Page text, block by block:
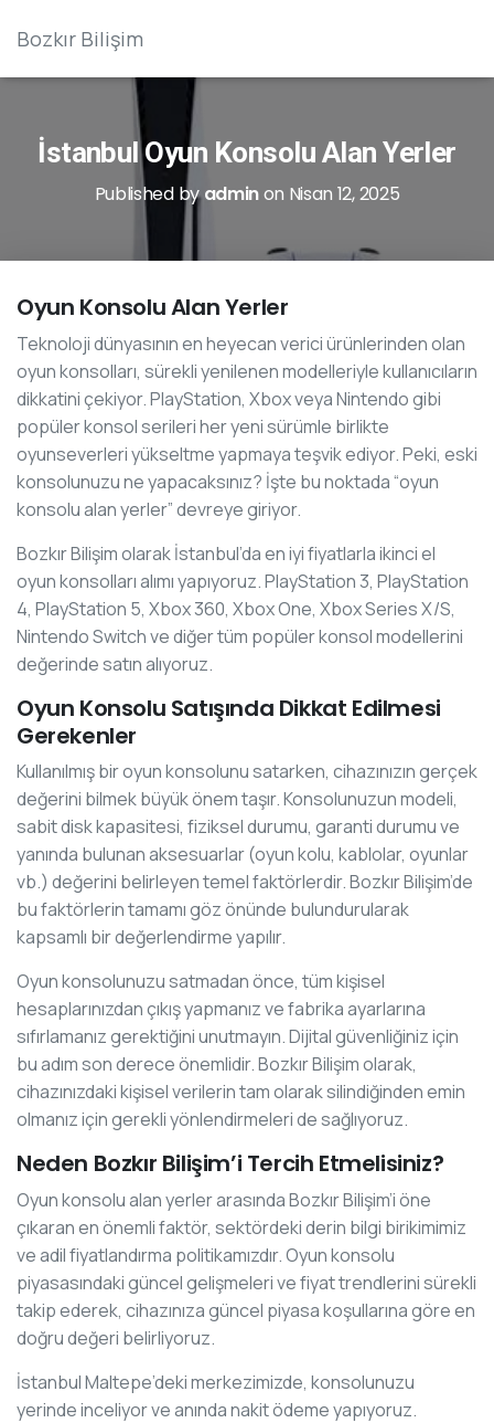
Bozkır Bilişim
İstanbul Oyun Konsolu Alan Yerler
Published byadminon Nisan 12, 2025
Oyun Konsolu Alan Yerler
Teknoloji dünyasının en heyecan verici ürünlerinden olan
oyun konsolları, sürekli yenilenen modelleriyle kullanıcıların
dikkatini çekiyor. PlayStation, Xbox veya Nintendo gibi
popüler konsol serileri her yeni sürümle birlikte
oyunseverleri yükseltme yapmaya teşvik ediyor. Peki, eski
konsolunuzu ne yapacaksınız? İşte bu noktada “oyun
konsolu alan yerler” devreye giriyor.
Bozkır Bilişim olarak İstanbul’da en iyi fiyatlarla ikinci el
oyun konsolları alımı yapıyoruz. PlayStation 3, PlayStation
4, PlayStation 5, Xbox 360, Xbox One, Xbox Series X/S,
Nintendo Switch ve diğer tüm popüler konsol modellerini
değerinde satın alıyoruz.
Oyun Konsolu Satışında Dikkat Edilmesi
Gerekenler
Kullanılmış bir oyun konsolunu satarken, cihazınızın gerçek
değerini bilmek büyük önem taşır. Konsolunuzun modeli,
sabit disk kapasitesi, fiziksel durumu, garanti durumu ve
yanında bulunan aksesuarlar (oyun kolu, kablolar, oyunlar
vb.) değerini belirleyen temel faktörlerdir. Bozkır Bilişim’de
bu faktörlerin tamamı göz önünde bulundurularak
kapsamlı bir değerlendirme yapılır.
Oyun konsolunuzu satmadan önce, tüm kişisel
hesaplarınızdan çıkış yapmanız ve fabrika ayarlarına
sıfırlamanız gerektiğini unutmayın. Dijital güvenliğiniz için
bu adım son derece önemlidir. Bozkır Bilişim olarak,
cihazınızdaki kişisel verilerin tam olarak silindiğinden emin
olmanız için gerekli yönlendirmeleri de sağlıyoruz.
Neden Bozkır Bilişim’i Tercih Etmelisiniz?
Oyun konsolu alan yerler arasında Bozkır Bilişim’i öne
çıkaran en önemli faktör, sektördeki derin bilgi birikimimiz
ve adil fiyatlandırma politikamızdır. Oyun konsolu
piyasasındaki güncel gelişmeleri ve fiyat trendlerini sürekli
takip ederek, cihazınıza güncel piyasa koşullarına göre en
doğru değeri belirliyoruz.
İstanbul Maltepe’deki merkezimizde, konsolunuzu
yerinde inceliyor ve anında nakit ödeme yapıyoruz.